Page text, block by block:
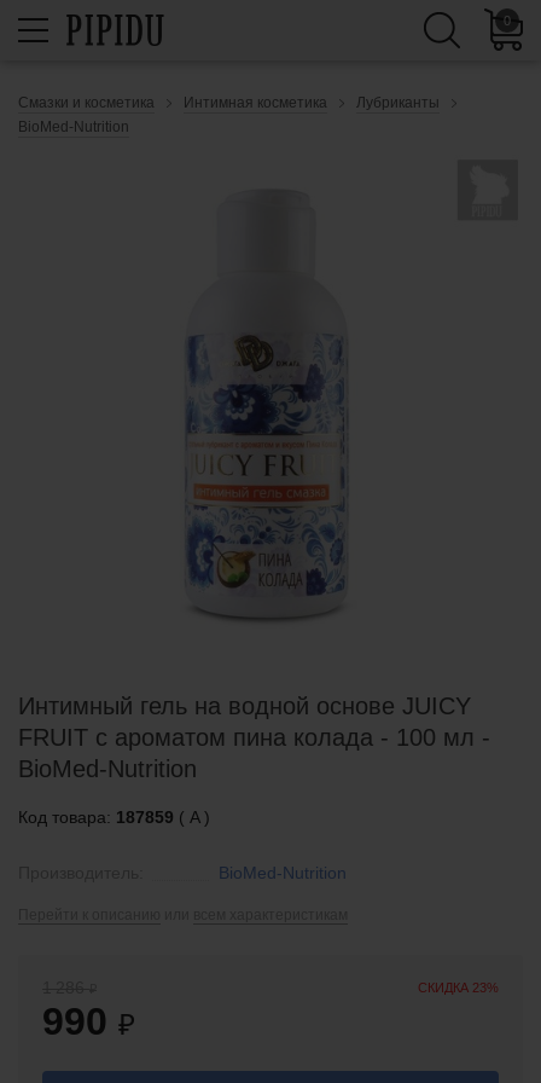
0
Смазки и косметика Интимная косметика
Лубриканты
BioMed-Nutrition
Интимный гель на водной основе JUICY
FRUIT с ароматом пина колада - 100 мл -
BioMed-Nutrition
Код товара: 187859 ( A )
BioMed-Nutrition
СКИДКА 23%
990 ₽